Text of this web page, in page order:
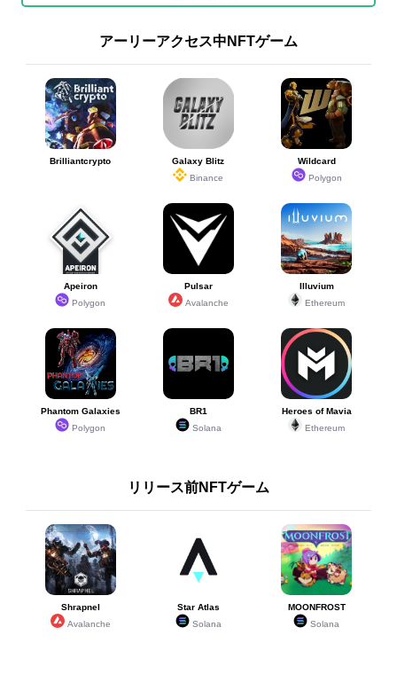
アーリーアクセス中NFTゲーム
Brilliantcrypto
Galaxy Blitz
Binance
Wildcard
Polygon
Apeiron
Polygon
Pulsar
Avalanche
Illuvium
Ethereum
Phantom Galaxies
Polygon
BR1
Solana
Heroes of Mavia
Ethereum
リリース前NFTゲーム
Shrapnel
Avalanche
Star Atlas
Solana
MOONFROST
Solana